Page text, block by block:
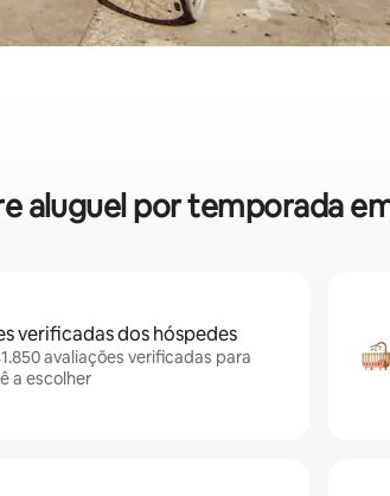
aluguel por temporada
verificadas dos hóspedes
avaliações verificadas para
a escolher